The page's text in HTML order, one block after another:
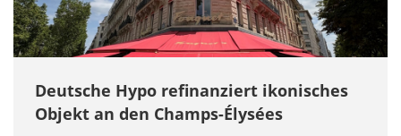
Deutsche Hypo refinanziert ikonisches
Objekt an den Champs-Élysées